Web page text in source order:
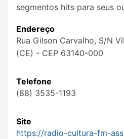
segmentos hits para seus
Endereço
Rua Gilson Carvalho, S/N
(CE) - CEP 63140-000
Telefone
(88) 3535-1193
Site
https://radio-cultura-fm-